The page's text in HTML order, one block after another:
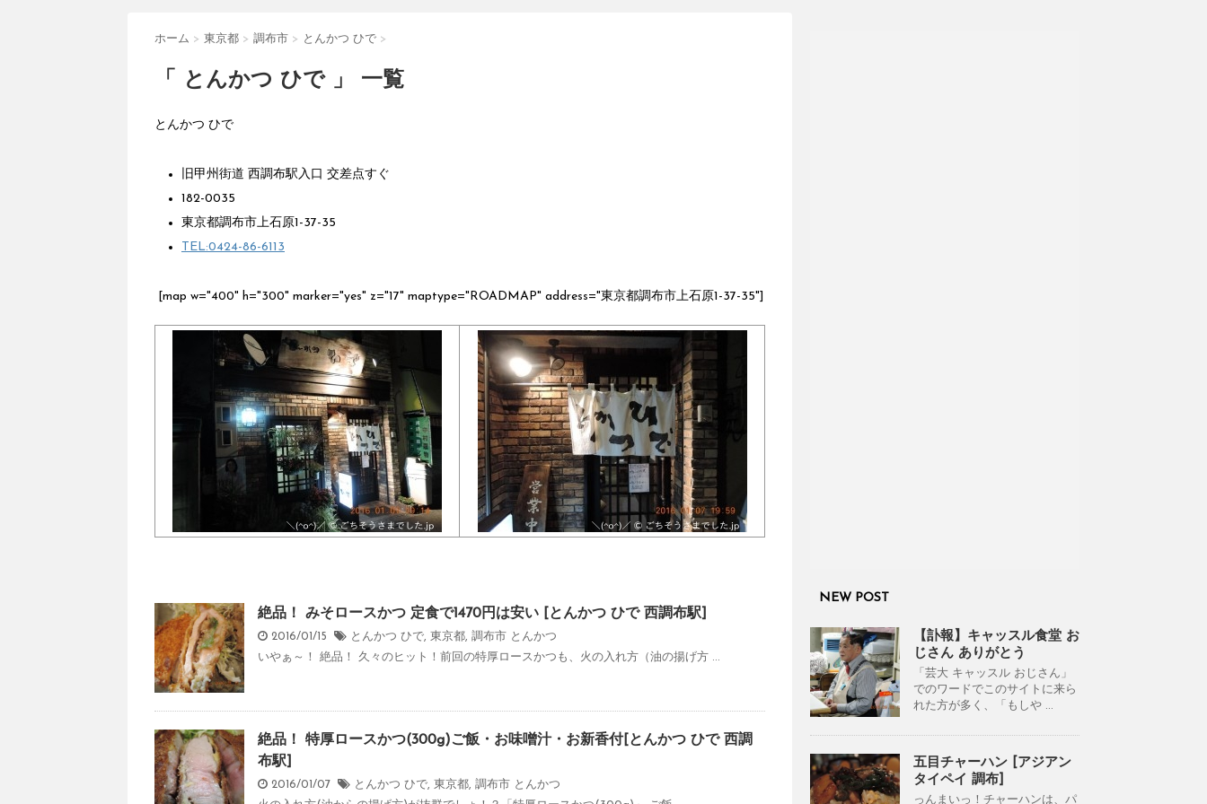
ホーム > 東京都 > 調布市 > とんかつ ひで >
「 とんかつ ひで 」 一覧
とんかつ ひで
旧甲州街道 西調布駅入口 交差点すぐ
182-0035
東京都調布市上石原1-37-35
TEL:0424-86-6113
[map w="400" h="300" marker="yes" z="17" maptype="ROADMAP" address="東京都調布市上石原1-37-35"]
絶品！ みそロースかつ 定食で1470円は安い [とんかつ ひで 西調布駅]
2016/01/15 とんかつ ひで, 東京都, 調布市
とんかつ
いやぁ～！ 絶品！ 久々のヒット！前回の特厚ロースかつも、火の入れ方（油の揚げ方 ...
絶品！ 特厚ロースかつ(300g)ご飯・お味噌汁・お新香付[とんかつ ひで 西調
布駅]
2016/01/07 とんかつ ひで, 東京都, 調布市
とんかつ
NEW POST
【訃報】キャッスル食堂 お
じさん ありがとう
「芸大 キャッスル おじさん」
でのワードでこのサイトに来ら
れた方が多く、「もしや ...
五目チャーハン [アジアン
タイペイ 調布]
っんまいっ！チャーハンは、パ